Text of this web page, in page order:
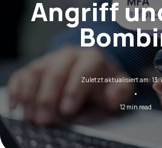
Angriff
Zuletzt aktualisiert am: 13.
·
12 min read